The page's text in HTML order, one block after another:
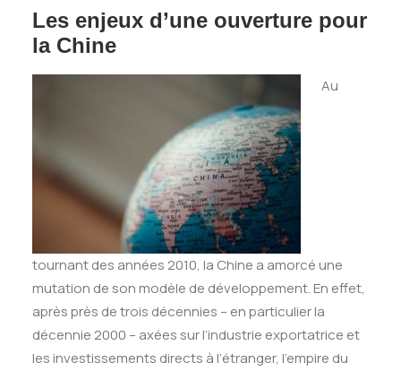
Les enjeux d’une ouverture pour
la Chine
Au
tournant des années 2010, la Chine a amorcé une
mutation de son modèle de développement. En effet,
après près de trois décennies – en particulier la
décennie 2000 – axées sur l’industrie exportatrice et
les investissements directs à l’étranger, l’empire du